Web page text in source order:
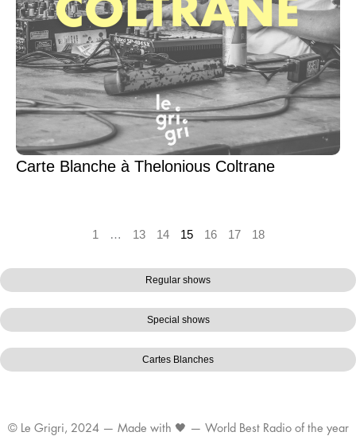
Regular shows
Special shows
Cartes Blanches
Carte Blanche à Thelonious Coltrane
1 … 13 14 15 16 17 18
© Le Grigri, 2024 — Made with 🖤 — World Best Radio of the year